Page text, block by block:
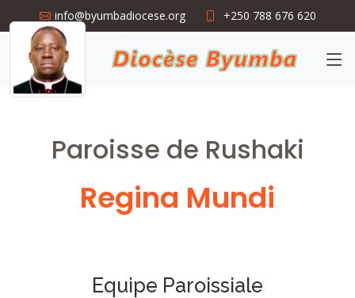
info@byumbadiocese.org +250 788 676 620
Paroisse de Rushaki
Regina Mundi
Equipe Paroissiale